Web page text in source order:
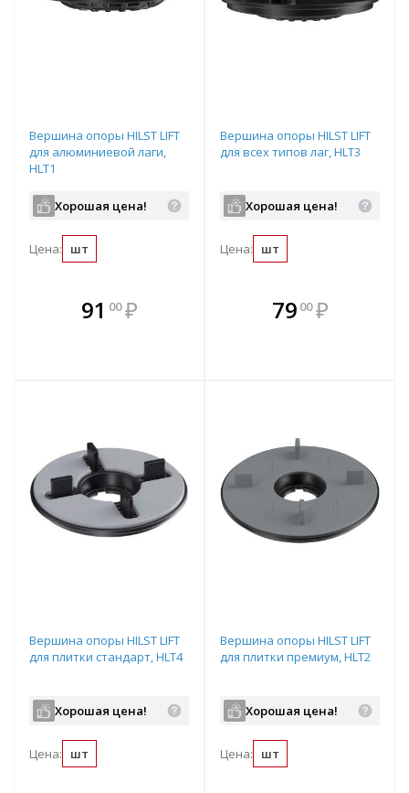
Вершина опоры HILST LIFT
для алюминиевой лаги,
HLT1
Хорошая цена!
Цена: шт
91 00 ₽
В комплекте
всегда выгоднее!
Вершина опоры HILST LIFT
для всех типов лаг, HLT3
Хорошая цена!
Цена: шт
В комплекте
всегда выгоднее!
79 00 ₽
Вершина опоры HILST LIFT
для плитки стандарт, HLT4
Хорошая цена!
Цена: шт
Вершина опоры HILST LIFT
для плитки премиум, HLT2
Хорошая цена!
Цена: шт